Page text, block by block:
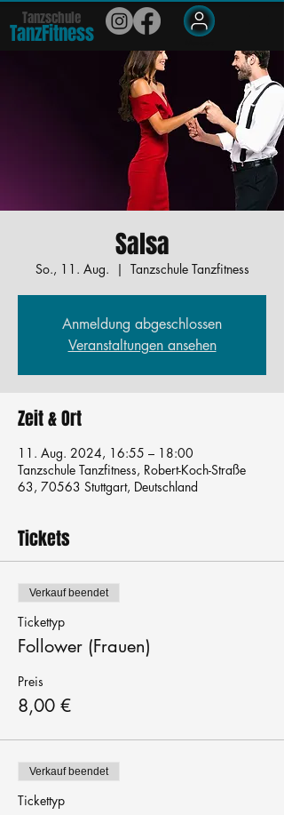
Tanzschule
TanzFitness
Salsa
So., 11. Aug.
  |
Tanzschule Tanzfitness
Anmeldung abgeschlossen
Veranstaltungen ansehen
Zeit & Ort
11. Aug. 2024, 16:55 – 18:00
Tanzschule Tanzfitness, Robert-Koch-Straße
63, 70563 Stuttgart, Deutschland
Tickets
Verkauf beendet
Tickettyp
Follower (Frauen)
Preis
8,00 €
Verkauf beendet
Tickettyp